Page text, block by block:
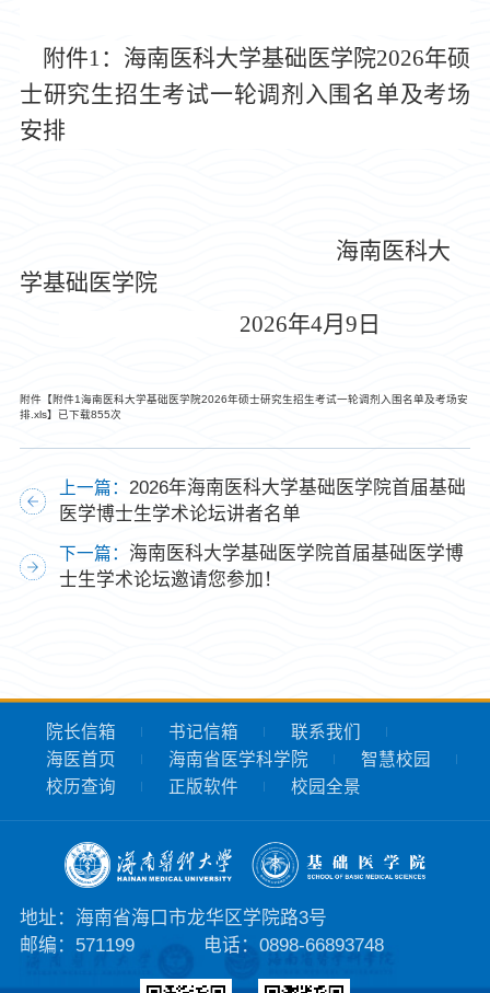
附件1： 海南医科大学基础医学院2026年硕
士研究生招生考试一轮调剂入围名单及考场
安排
海南医科大
学基础医学院
2026年4月9日
附件【附件1海南医科大学基础医学院2026年硕士研究生招生考试一轮调剂入围名单及考场安
排.xls】已下载855次
上一篇： 2026年海南医科大学基础医学院首届基础
医学博士生学术论坛讲者名单
下一篇： 海南医科大学基础医学院首届基础医学博
士生学术论坛邀请您参加！
院长信箱 书记信箱
联系我们
海医首页
海南省医学科学院
智慧校园
校历查询
正版软件 校园全景
地址：海南省海口市龙华区学院路3号
邮编：571199
电话：0898-66893748